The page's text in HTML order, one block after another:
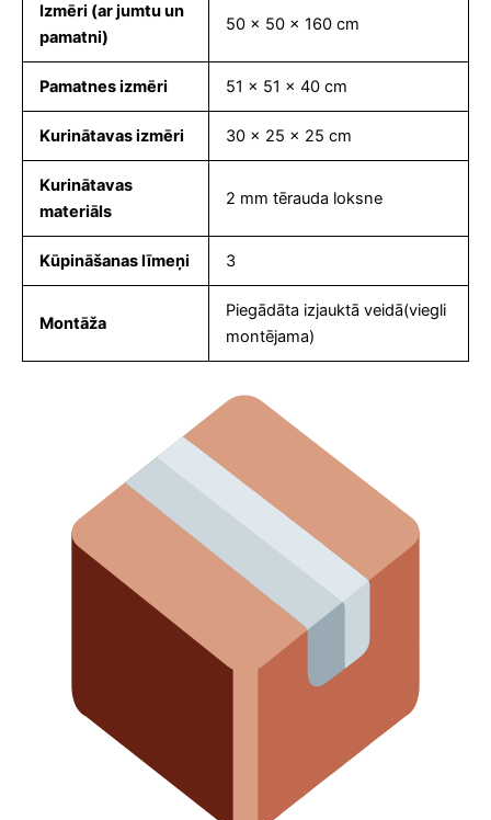
Izmēri (ar jumtu un
pamatni)
50 x 50 x 160 cm
Pamatnes izmēri 51 x 51 x 40 cm
Kurinātavas izmēri 30 x 25 x 25 cm
Kurinātavas
materiāls
2 mm tērauda loksne
Kūpināšanas līmeņi 3
Montāža
Piegādāta izjauktā veidā(viegli
montējama)